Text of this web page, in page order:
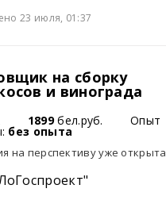
23 июля, 01:37
на сборку
и винограда
1899бел.руб. Опыт
без опыта
на перспективу уже открыта